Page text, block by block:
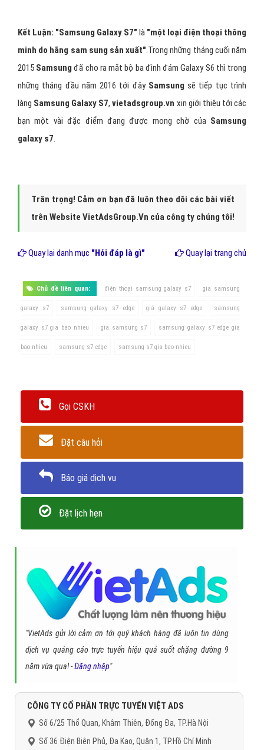
Kết Luận: "Samsung Galaxy S7" là "một loại điện thoại thông
minh do hãng sam sung sản xuất".Trong những tháng cuối năm
2015 Samsung đã cho ra mắt bộ ba đình đám Galaxy S6 thì trong
những tháng đầu năm 2016 tới đâySamsung sẽ tiếp tục trình
làng Samsung Galaxy S7,vietadsgroup.vn xin giới thiệu tới các
bạn một vài đặc điểm đang được mong chờ của Samsung
galaxy s7.
Trân trọng! Cảm ơn bạn đã luôn theo dõi các bài viết
trên Website VietAdsGroup.Vn của công ty chúng tôi!
Quay lại danh mục "Hỏi đáp là gì" Quay lại trang chủ
Chủ đề liên quan: điện thoại samsung galaxy s7 gia samsung
galaxy s7 samsung galaxy s7 edge giá galaxy s7 edge samsung
galaxy s7 gia bao nhieu gia samsung s7 samsung galaxy s7 edge gia
bao nhieu samsung s7 edge samsung s7 gia bao nhieu
Gọi CSKH
Đặt câu hỏi
Báo giá dịch vụ
Đặt lịch hẹn
"VietAds gửi lời cảm ơn tới quý khách hàng đã luôn tin dùng
dịch vụ quảng cáo trực tuyến hiệu quả suốt chặng đường 9
năm vừa qua! -Đăng nhập"
CÔNG TY CỔ PHẦN TRỰC TUYẾN VIỆT ADS
Số 6/25 Thổ Quan, Khâm Thiên, Đống Đa, TP.Hà Nội
Số 36 Điện Biên Phủ, Đa Kao, Quận 1, TP.Hồ Chí Minh